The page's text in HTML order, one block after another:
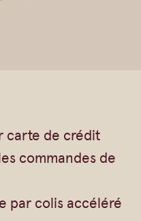
carte de crédit
commandes de
par colis accéléré